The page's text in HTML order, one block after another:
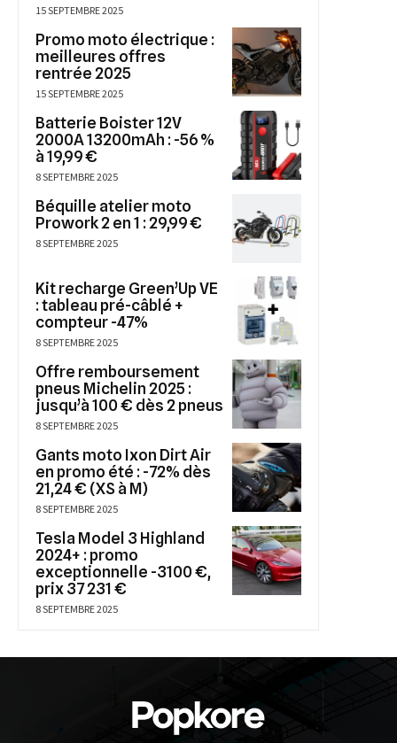
15 SEPTEMBRE 2025
Promo moto électrique :
meilleures offres
rentrée 2025
15 SEPTEMBRE 2025
Batterie Boister 12V
2000A 13200mAh : -56 %
à 19,99 €
8 SEPTEMBRE 2025
Béquille atelier moto
Prowork 2 en 1 : 29,99 €
8 SEPTEMBRE 2025
Kit recharge Green’Up VE
: tableau pré-câblé +
compteur -47%
8 SEPTEMBRE 2025
Offre remboursement
pneus Michelin 2025 :
jusqu’à 100 € dès 2 pneus
8 SEPTEMBRE 2025
Gants moto Ixon Dirt Air
en promo été : -72% dès
21,24 € (XS à M)
8 SEPTEMBRE 2025
Tesla Model 3 Highland
2024+ : promo
exceptionnelle -3100 €,
prix 37 231 €
8 SEPTEMBRE 2025